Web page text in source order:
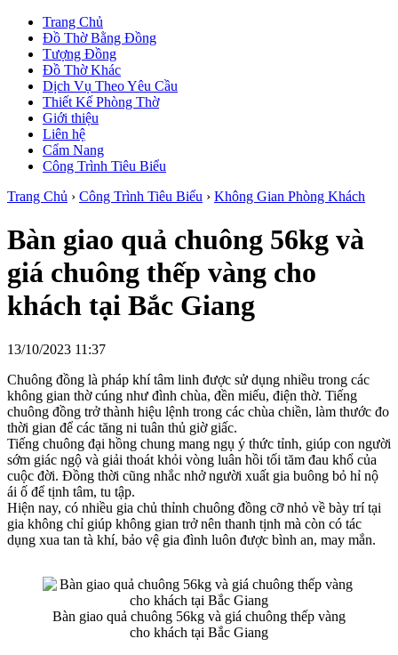
Trang Chủ
Đồ Thờ Bằng Đồng
Tượng Đồng
Đồ Thờ Khác
Dịch Vụ Theo Yêu Cầu
Thiết Kế Phòng Thờ
Giới thiệu
Liên hệ
Cẩm Nang
Công Trình Tiêu Biểu
Trang Chủ › Công Trình Tiêu Biểu › Không Gian Phòng Khách
Bàn giao quả chuông 56kg và
giá chuông thếp vàng cho
khách tại Bắc Giang
13/10/2023 11:37
Chuông đồng là pháp khí tâm linh được sử dụng nhiều trong các
không gian thờ cúng như đình chùa, đền miếu, điện thờ. Tiếng
chuông đồng trở thành hiệu lệnh trong các chùa chiền, làm thước đo
thời gian để các tăng ni tuân thủ giờ giấc.
Tiếng chuông đại hồng chung mang ngụ ý thức tỉnh, giúp con người
sớm giác ngộ và giải thoát khỏi vòng luân hồi tối tăm đau khổ của
cuộc đời. Đồng thời cũng nhắc nhở người xuất gia buông bỏ hỉ nộ
ái ố để tịnh tâm, tu tập.
Hiện nay, có nhiều gia chủ thỉnh chuông đồng cỡ nhỏ về bày trí tại
gia không chỉ giúp không gian trở nên thanh tịnh mà còn có tác
dụng xua tan tà khí, bảo vệ gia đình luôn được bình an, may mắn.
Bàn giao quả chuông 56kg và giá chuông thếp vàng
cho khách tại Bắc Giang